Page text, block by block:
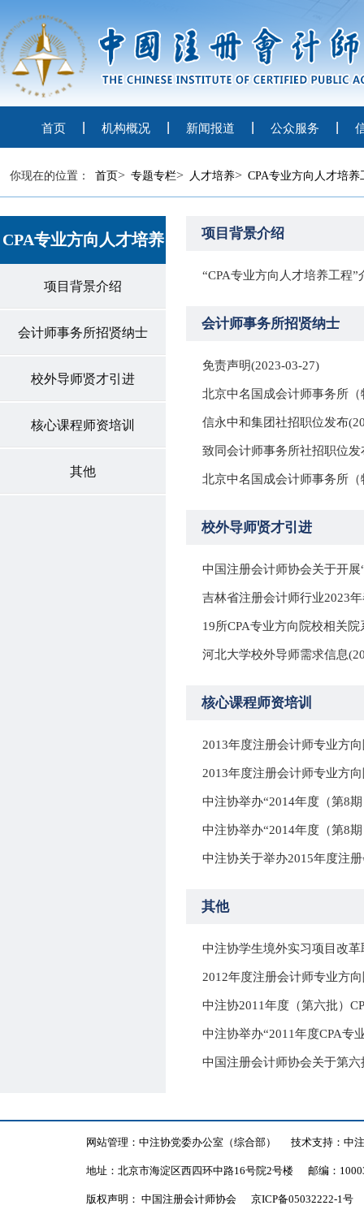
首页 机构概况 新闻报道 公众服务
你现在的位置： 首页> 专题专栏> 人才培养> CPA专业方向人才培养
CPA专业方向人才培养
项目背景介绍
会计师事务所招贤纳士
校外导师贤才引进
核心课程师资培训
其他
项目背景介绍
“CPA专业方向人才培养工程”
会计师事务所招贤纳士
免责声明(2023-03-27)
北京中名国成会计师事务所
信永中和集团社招职位发布
致同会计师事务所社招职位发
北京中名国成会计师事务所
校外导师贤才引进
吉林省注册会计师行业2023
19所CPA专业方向院校相关院
河北大学校外导师需求信息
核心课程师资培训
2013年度注册会计师专业方
2013年度注册会计师专业方
中注协举办“2014年度（第8
中注协举办“2014年度（第8
中注协关于举办2015年度注
其他
中注协学生境外实习项目改
2012年度注册会计师专业方
中注协举办“2011年度CPA专
网站管理：中注协党委办公室（综合部） 技术支持：中
地址：北京市海淀区西四环中路16号院2号楼 邮编：
版权声明： 中国注册会计师协会 京ICP备05032222-1号